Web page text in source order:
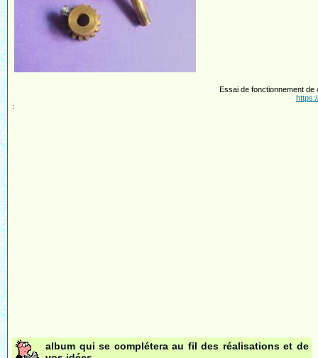
Essai de fonctionnement
:
album qui se complétera au fil des réalisations et de